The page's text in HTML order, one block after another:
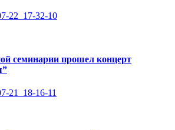
семинарии прошел концерт